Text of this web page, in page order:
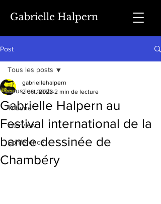
Gabrielle Halpern
Post
Tous les posts
Tribune
Interview
Conférence
Tous les posts
Gabrielle Halpern au
Festival international de la
bande dessinée de
Chambéry
gabriellehalpern
2 oct. 2022 2 min de lecture